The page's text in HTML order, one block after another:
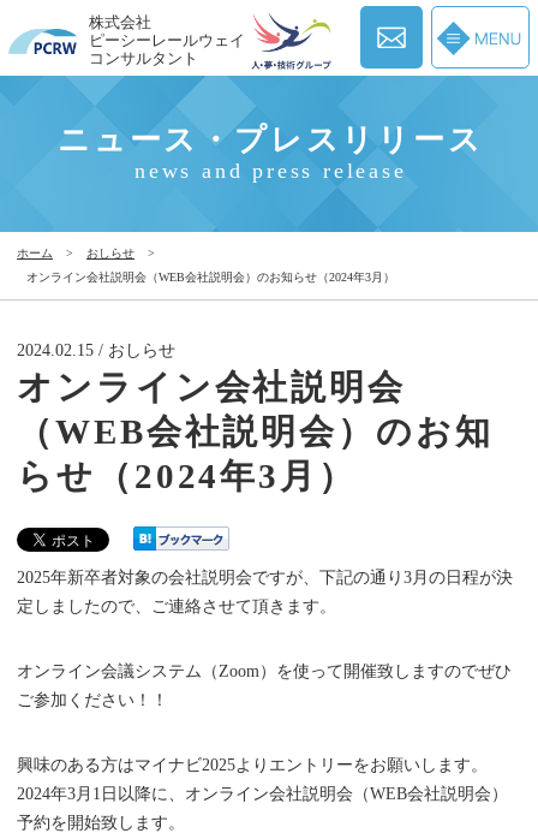
株式会社
ピーシーレールウェイ
コンサルタント
ニュース・プレスリリース
news and press release
ホーム > おしらせ
>
オンライン会社説明会（WEB会社説明会）のお知らせ（2024年3月）
2024.02.15 / おしらせ
オンライン会社説明会
（WEB会社説明会）のお知
らせ（2024年3月）
2025年新卒者対象の会社説明会ですが、下記の通り3月の日程が決
定しましたので、ご連絡させて頂きます。
オンライン会議システム（Zoom）を使って開催致しますのでぜひ
ご参加ください！！
興味のある方はマイナビ2025よりエントリーをお願いします。
2024年3月1日以降に、オンライン会社説明会（WEB会社説明会）
予約を開始致します。